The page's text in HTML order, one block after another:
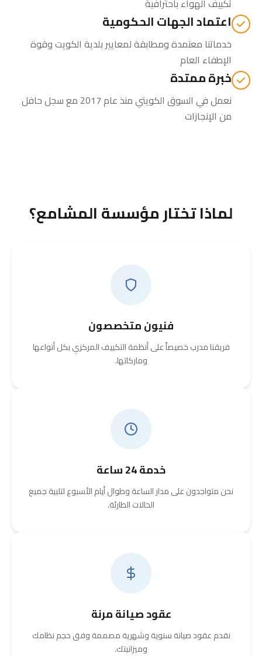
اعتماد الجهات الحكومية
خدماتنا معتمدة ومطابقة لمعايير بلدية الكويت وقوة
الإطفاء العام
خبرة ممتدة
نعمل في السوق الكويتي منذ عام 2017 مع سجل حافل
من الإنجازات
لماذا تختار مؤسسة المشامع؟
فنيون متخصصون
فريقنا مدرب خصيصاً على أنظمة التكييف المركزي بكل أنواعها
وماركاتها.
خدمة 24 ساعة
نحن متواجدون على مدار الساعة وطوال أيام الأسبوع لتلبية جميع
الحالات الطارئة.
عقود صيانة مرنة
نقدم عقود صيانة سنوية وشهرية مصممة وفق حجم نظامك
وميزانيتك.